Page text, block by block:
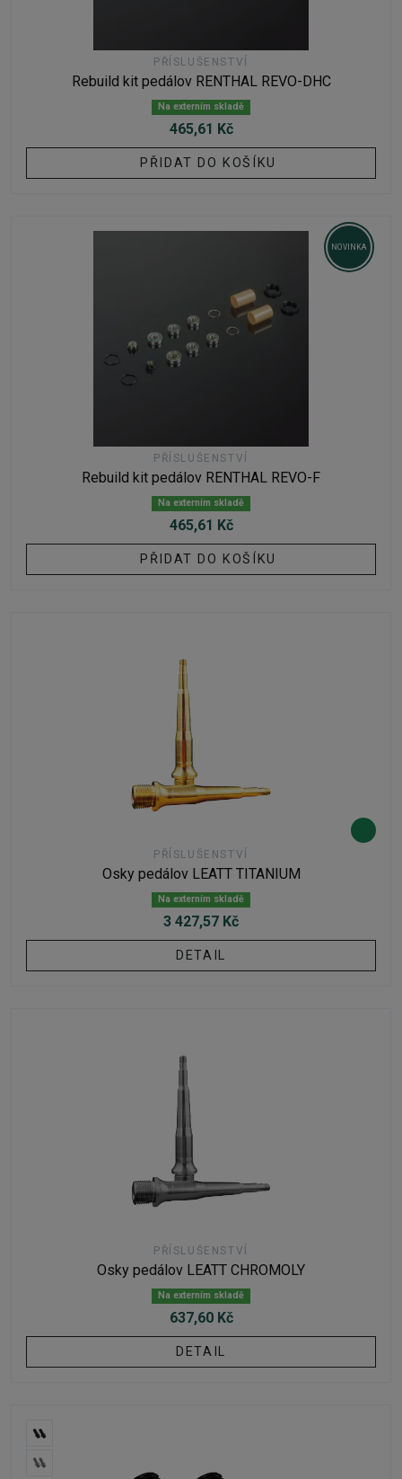
PŘÍSLUŠENSTVÍ
Rebuild kit pedálov RENTHAL REVO-DHC
Na externím skladě
465,61 Kč
PŘIDAT DO KOŠÍKU
NOVINKA
PŘÍSLUŠENSTVÍ
Rebuild kit pedálov RENTHAL REVO-F
Na externím skladě
465,61 Kč
PŘIDAT DO KOŠÍKU
PŘÍSLUŠENSTVÍ
Osky pedálov LEATT TITANIUM
Na externím skladě
3 427,57 Kč
DETAIL
PŘÍSLUŠENSTVÍ
Osky pedálov LEATT CHROMOLY
Na externím skladě
637,60 Kč
DETAIL